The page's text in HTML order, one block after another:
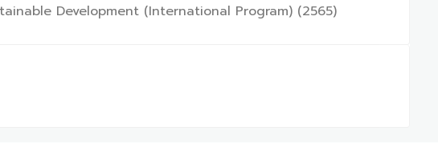
Development (International Program) (2565)